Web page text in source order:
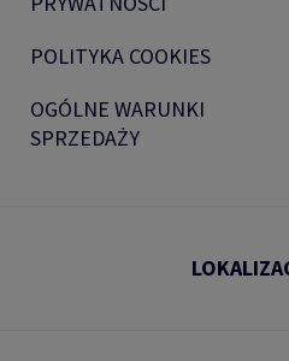
POLITYKA COOKIES
OGÓLNE WARUNKI
SPRZEDAŻY